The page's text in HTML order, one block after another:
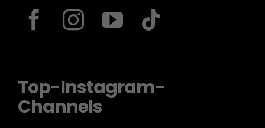
Top-Instagram-
Channels